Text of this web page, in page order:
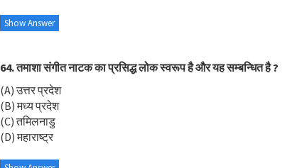
Show Answer
64. तमाशा संगीत नाटक का प्रसिद्ध लोक स्वरूप है और यह सम्बन्धित है ?
(A) उत्तर प्रदेश
(B) मध्य प्रदेश
(C) तमिलनाडु
(D) महाराष्ट्र